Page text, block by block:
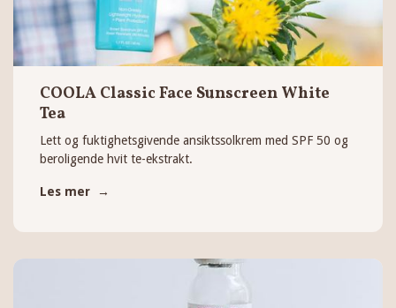
COOLA Classic Face Sunscreen White
Tea
Lett og fuktighetsgivende ansiktssolkrem med SPF 50 og
beroligende hvit te-ekstrakt.
Les mer →